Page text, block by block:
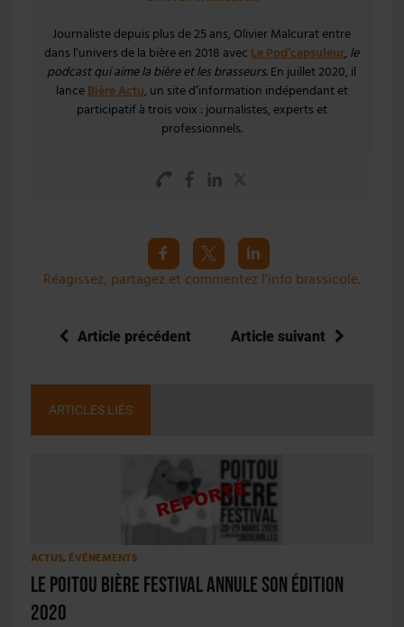
Journaliste depuis plus de 25 ans, Olivier Malcurat entre
dans l’univers de la bière en 2018 avec Le Pod’capsuleur, le
podcast qui aime la bière et les brasseurs. En juillet 2020, il
lance Bière Actu, un site d’information indépendant et
participatif à trois voix : journalistes, experts et
professionnels.
Réagissez, partagez et commentez l’info brassicole.
Article précédent Article suivant
ARTICLES LIÉS
ACTUS, ÉVÉNEMENTS
Le Poitou Bière Festival annule son édition
2020